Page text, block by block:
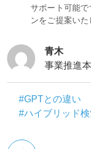
報取得が可能
で、多様な用途
はい、カオピ
導入支援や、
サポート可能で
ンをご提案い
青木